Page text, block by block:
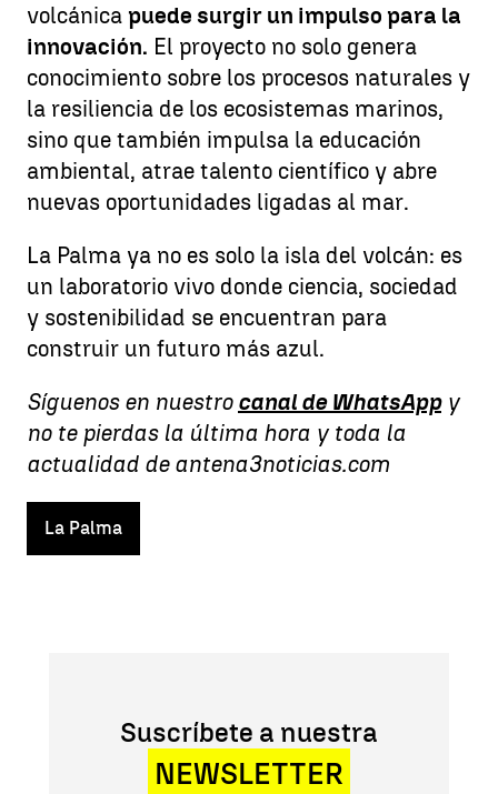
volcánica puede surgir un impulso para la
innovación. El proyecto no solo genera
conocimiento sobre los procesos naturales y
la resiliencia de los ecosistemas marinos,
sino que también impulsa la educación
ambiental, atrae talento científico y abre
nuevas oportunidades ligadas al mar.
La Palma ya no es solo la isla del volcán: es
un laboratorio vivo donde ciencia, sociedad
y sostenibilidad se encuentran para
construir un futuro más azul.
Síguenos en nuestro canal de WhatsAppy
no te pierdas la última hora y toda la
actualidad de antena3noticias.com
La Palma
Suscríbete a nuestra
NEWSLETTER